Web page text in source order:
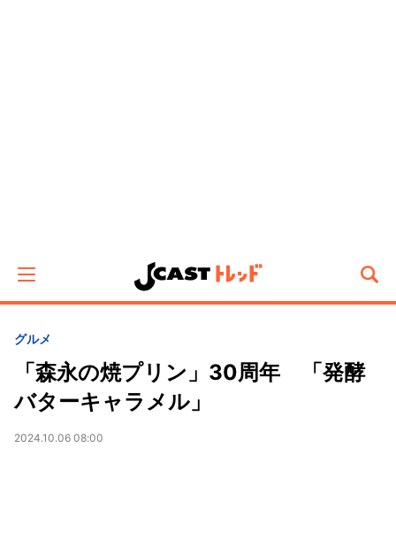
グルメ
「森永の焼プリン」30周年 「発酵
バターキャラメル」
2024.10.06 08:00